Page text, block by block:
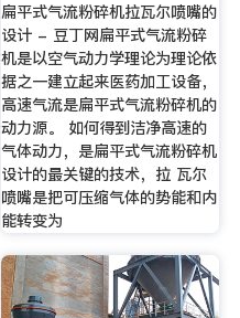
扁平式气流粉碎机拉瓦尔喷嘴的
设计 - 豆丁网扁平式气流粉碎
机是以空气动力学理论为理论依
据之一建立起来医药加工设备，
高速气流是扁平式气流粉碎机的
动力源。 如何得到洁净高速的
气体动力，是扁平式气流粉碎机
设计的最关键的技术，拉 瓦尔
喷嘴是把可压缩气体的势能和内
能转变为